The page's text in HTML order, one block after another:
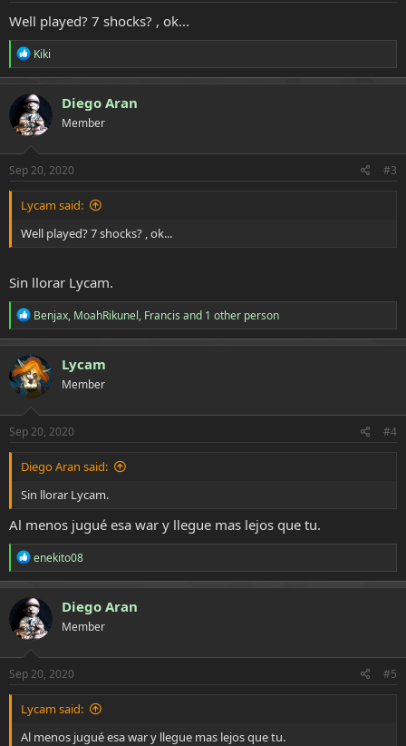
Well played? 7 shocks? , ok...
R
e
a
c
t
i
o
n
s
Kiki
Diego Aran
Member
Sep 20, 2020 #3
Lycam said:
Well played? 7 shocks? , ok...
Sin llorar Lycam.
R
e
a
c
t
i
o
n
s
Benjax, MoahRikunel, Francis and 1 other person
Lycam
Member
Sep 20, 2020 #4
Diego Aran said:
Sin llorar Lycam.
Al menos jugué esa war y llegue mas lejos que tu.
R
e
a
c
t
i
o
n
s
enekito08
Diego Aran
Member
Sep 20, 2020 #5
Lycam said:
Al menos jugué esa war y llegue mas lejos que tu.